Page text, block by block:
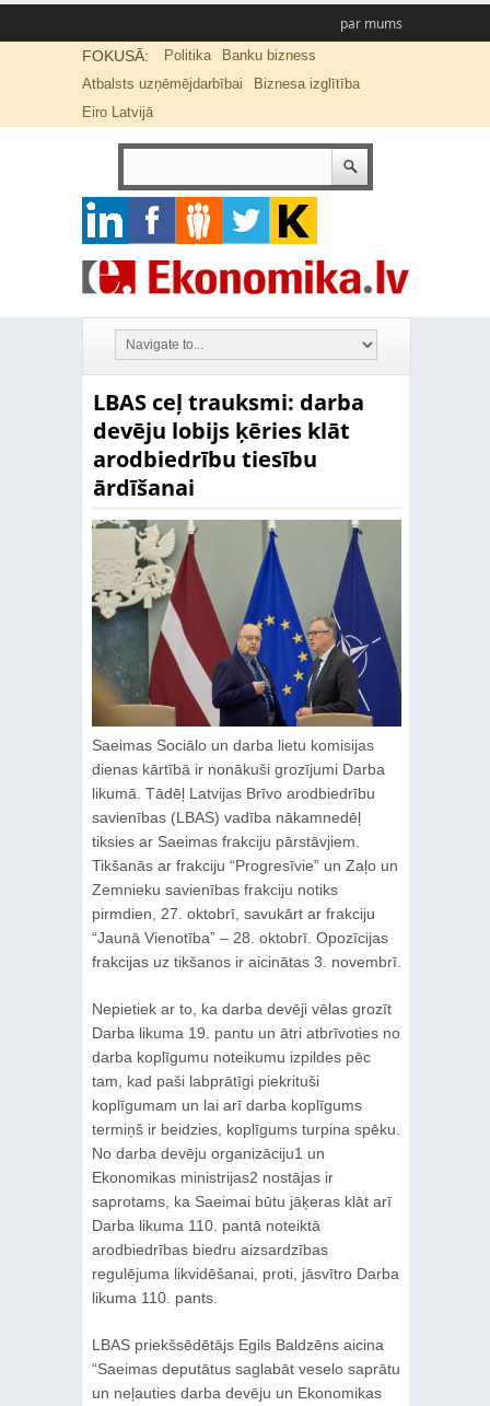
par mums
FOKUSĀ: Politika
Banku bizness
Atbalsts uzņēmējdarbībai
Biznesa izglītība
Eiro Latvijā
LBAS ceļ trauksmi: darba
devēju lobijs ķēries klāt
arodbiedrību tiesību
ārdīšanai
Saeimas Sociālo un darba lietu komisijas
dienas kārtībā ir nonākuši grozījumi Darba
likumā. Tādēļ Latvijas Brīvo arodbiedrību
savienības (LBAS) vadība nākamnedēļ
tiksies ar Saeimas frakciju pārstāvjiem.
Tikšanās ar frakciju “Progresīvie” un Zaļo un
Zemnieku savienības frakciju notiks
pirmdien, 27. oktobrī, savukārt ar frakciju
“Jaunā Vienotība” – 28. oktobrī. Opozīcijas
frakcijas uz tikšanos ir aicinātas 3. novembrī.
Nepietiek ar to, ka darba devēji vēlas grozīt
Darba likuma 19. pantu un ātri atbrīvoties no
darba koplīgumu noteikumu izpildes pēc
tam, kad paši labprātīgi piekrituši
koplīgumam un lai arī darba koplīgums
termiņš ir beidzies, koplīgums turpina spēku.
No darba devēju organizāciju1 un
Ekonomikas ministrijas2 nostājas ir
saprotams, ka Saeimai būtu jāķeras klāt arī
Darba likuma 110. pantā noteiktā
arodbiedrības biedru aizsardzības
regulējuma likvidēšanai, proti, jāsvītro Darba
likuma 110. pants.
LBAS priekšsēdētājs Egils Baldzēns aicina
“Saeimas deputātus saglabāt veselo saprātu
un neļauties darba devēju un Ekonomikas